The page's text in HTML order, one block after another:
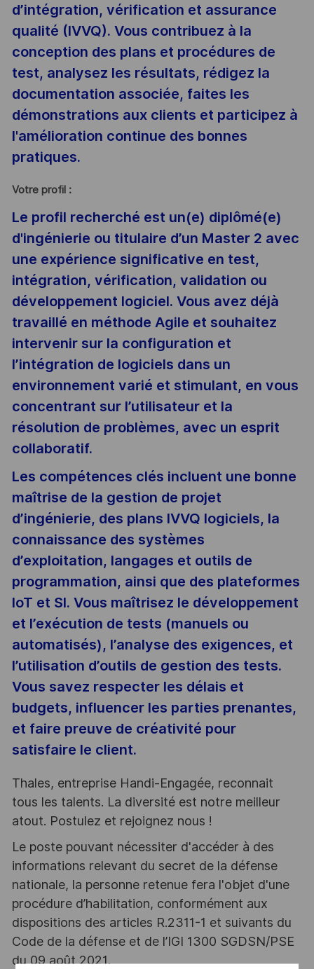
d’intégration, vérification et assurance
qualité (IVVQ). Vous contribuez à la
conception des plans et procédures de
test, analysez les résultats, rédigez la
documentation associée, faites les
démonstrations aux clients et participez à
l'amélioration continue des bonnes
pratiques.
Votre profil :
Le profil recherché est un(e) diplômé(e)
d'ingénierie ou titulaire d’un Master 2 avec
une expérience significative en test,
intégration, vérification, validation ou
développement logiciel. Vous avez déjà
travaillé en méthode Agile et souhaitez
intervenir sur la configuration et
l’intégration de logiciels dans un
environnement varié et stimulant, en vous
concentrant sur l’utilisateur et la
résolution de problèmes, avec un esprit
collaboratif.
Les compétences clés incluent une bonne
maîtrise de la gestion de projet
d’ingénierie, des plans IVVQ logiciels, la
connaissance des systèmes
d’exploitation, langages et outils de
programmation, ainsi que des plateformes
IoT et SI. Vous maîtrisez le développement
et l’exécution de tests (manuels ou
automatisés), l’analyse des exigences, et
l’utilisation d’outils de gestion des tests.
Vous savez respecter les délais et
budgets, influencer les parties prenantes,
et faire preuve de créativité pour
satisfaire le client.
Thales, entreprise Handi-Engagée, reconnait
tous les talents. La diversité est notre meilleur
atout. Postulez et rejoignez nous !
Le poste pouvant nécessiter d'accéder à des
informations relevant du secret de la défense
nationale, la personne retenue fera l'objet d'une
procédure d’habilitation, conformément aux
dispositions des articles R.2311-1 et suivants du
Code de la défense et de l’IGI 1300 SGDSN/PSE
du 09 août 2021.